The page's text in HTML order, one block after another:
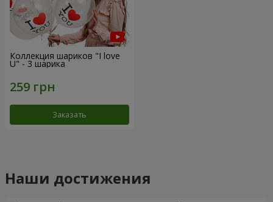
Коллекция шариков "I love
U" - 3 шарика
Заказать
Наши достижения